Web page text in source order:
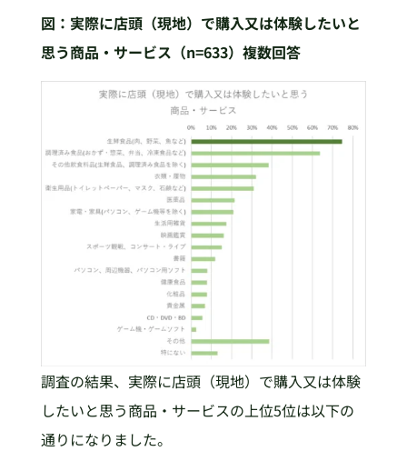
図：実際に店頭（現地）で購入又は体験したいと
思う商品・サービス（n=633）複数回答
調査の結果、実際に店頭（現地）で購入又は体験
したいと思う商品・サービスの上位5位は以下の
通りになりました。